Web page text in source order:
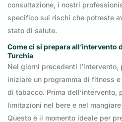
consultazione, i nostri
specifico sui rischi che potreste
stato di salute.
Come ci si prepara all’intervento
Turchia
Nei giorni precedenti
iniziare un programma di fitness
di tabacco. Prima dell’intervento,
limitazioni nel bere e nel
Questo è il momento ideale per